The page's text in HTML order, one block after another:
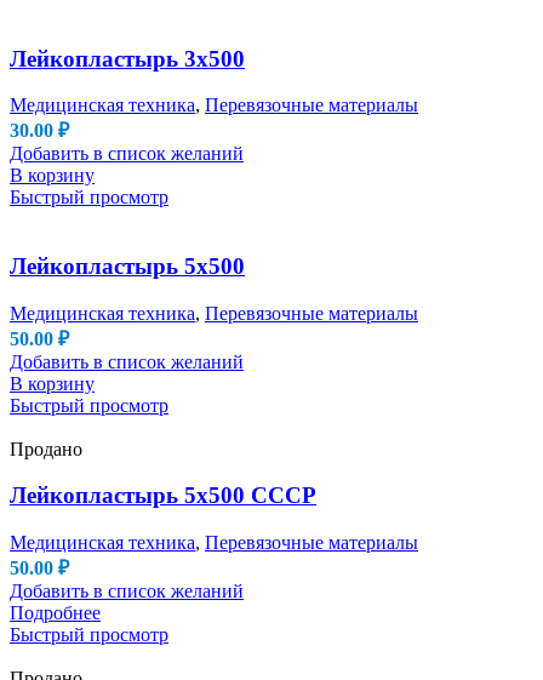
Лейкопластырь 3х500
Медицинская техника, Перевязочные материалы
30.00 ₽
Добавить в список желаний
В корзину
Быстрый просмотр
Лейкопластырь 5х500
Медицинская техника, Перевязочные материалы
50.00 ₽
Добавить в список желаний
В корзину
Быстрый просмотр
Продано
Лейкопластырь 5х500 СССР
Медицинская техника, Перевязочные материалы
50.00 ₽
Добавить в список желаний
Подробнее
Быстрый просмотр